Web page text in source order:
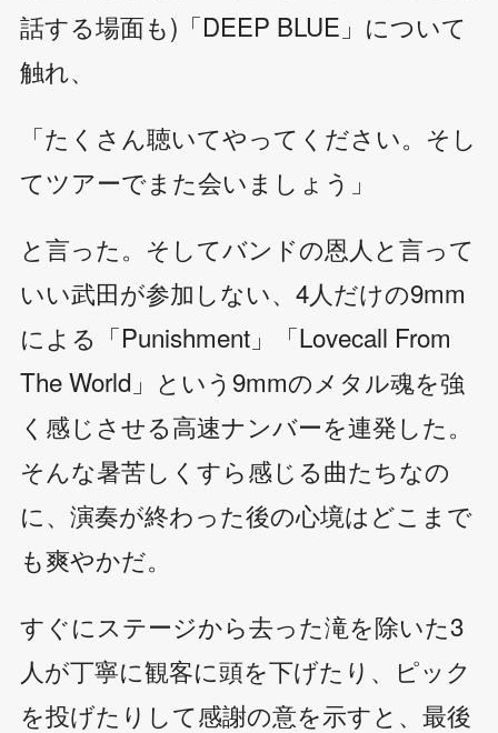
話する場面も)「DEEP BLUE」について
触れ、
「たくさん聴いてやってください。そし
てツアーでまた会いましょう」
と言った。そしてバンドの恩人と言って
いい武田が参加しない、4人だけの9mm
による「Punishment」「Lovecall From
The World」という9mmのメタル魂を強
く感じさせる高速ナンバーを連発した。
そんな暑苦しくすら感じる曲たちなの
に、演奏が終わった後の心境はどこまで
も爽やかだ。
すぐにステージから去った滝を除いた3
人が丁寧に観客に頭を下げたり、ピック
を投げたりして感謝の意を示すと、最後